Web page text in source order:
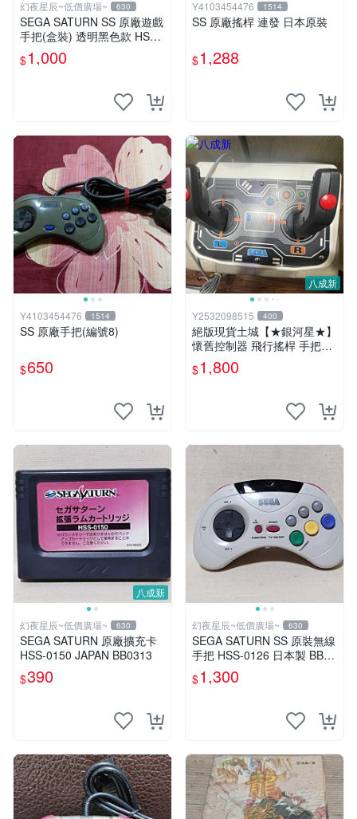
幻夜星辰~低價廣場~ 630
SEGA SATURN SS 原廠遊戲
手把(盒裝) 透明黑色款 HSS-
0101 美品 BB0332
$1,000
Y4103454476 1514
SS 原廠搖桿 連發 日本原裝
$1,288
Y4103454476 1514
SS 原廠手把(編號8)
$650
八成新
Y2532098515 400
絕版現貨土城【★銀河星★】
懷舊控制器 飛行搖桿 手把～
SS Sega Saturn 雙軸飛行搖
桿 電腦戰機 Virtual-On
$1,800
八成新
幻夜星辰~低價廣場~ 630
SEGA SATURN 原廠擴充卡
HSS-0150 JAPAN BB0313
$390
幻夜星辰~低價廣場~ 630
SEGA SATURN SS 原裝無線
手把 HSS-0126 日本製 BB02
00
$1,300